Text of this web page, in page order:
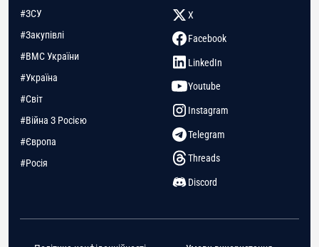
#ЗСУ
#Закупівлі
#ВМС України
#Україна
#Світ
#Війна З Росією
#Європа
#Росія
X
Facebook
LinkedIn
Youtube
Instagram
Telegram
Threads
Discord